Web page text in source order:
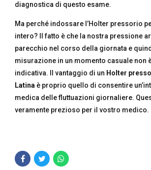
diagnostica di questo esame.
Ma perché indossare l’Holter pressorio
intero? Il fatto è che la nostra pressione
parecchio nel corso della giornata e
misurazione in un momento casuale non
indicativa. Il vantaggio di un Holter
Latina è proprio quello di consentire
medica delle fluttuazioni giornaliere.
veramente prezioso per il vostro medico.